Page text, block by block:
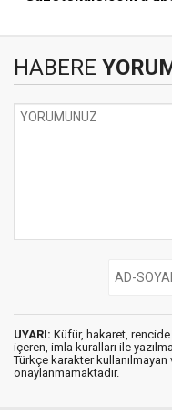
HABERE
UYARI: Küfür, hakaret,
içeren, imla kuralları ile
Türkçe karakter
onaylanmamaktadır.